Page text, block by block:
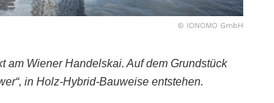
© IONOMO GmbH
am Wiener Handelskai. Auf dem Grundstück
in Holz-Hybrid-Bauweise entstehen.